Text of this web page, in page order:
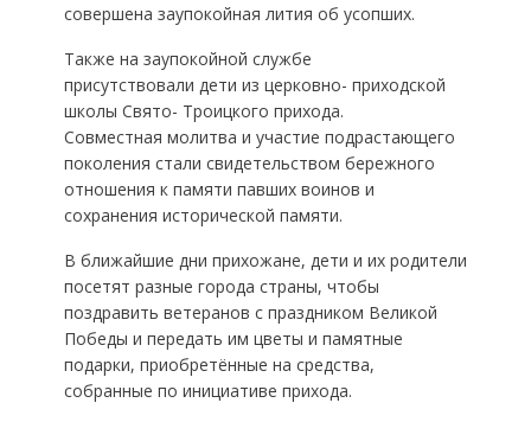
совершена заупокойная лития об усопших.
Также на заупокойной службе
присутствовали дети из церковно- приходской
школы Свято- Троицкого прихода.
Совместная молитва и участие подрастающего
поколения стали свидетельством бережного
отношения к памяти павших воинов и
сохранения исторической памяти.
В ближайшие дни прихожане, дети и их родители
посетят разные города страны, чтобы
поздравить ветеранов с праздником Великой
Победы и передать им цветы и памятные
подарки, приобретённые на средства,
собранные по инициативе прихода.